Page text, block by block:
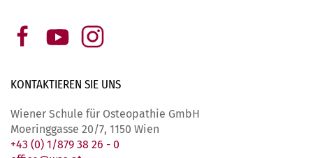
KONTAKTIEREN SIE UNS
Wiener Schule für Osteopathie GmbH
Moeringgasse 20/7, 1150 Wien
+43 (0) 1/879 38 26 - 0